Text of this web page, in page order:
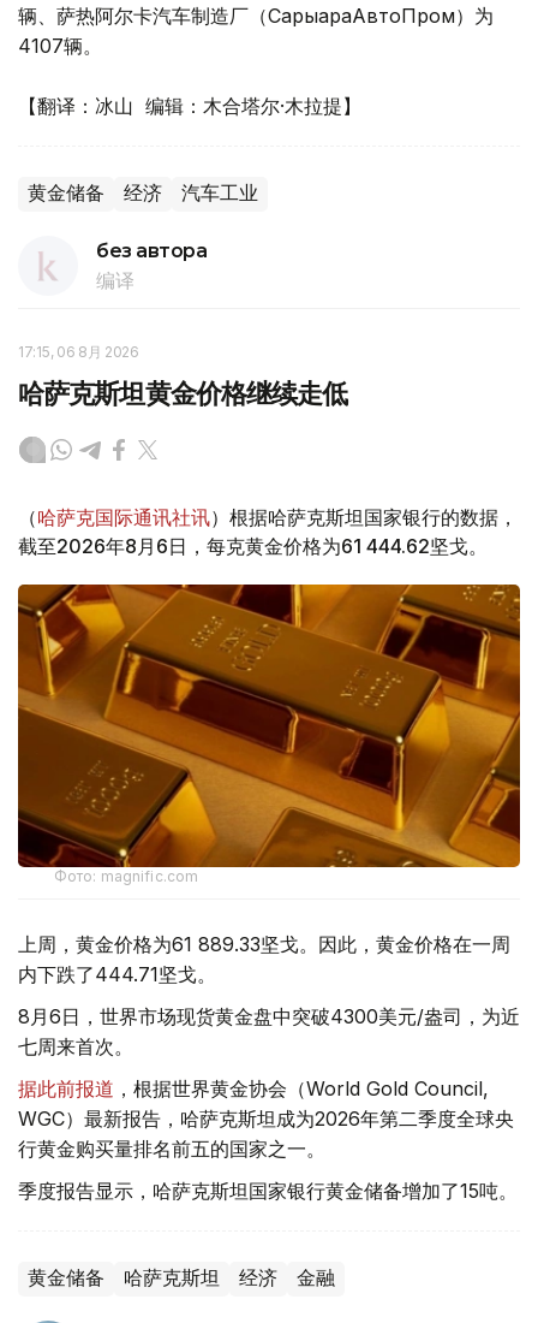
辆、萨热阿尔卡汽车制造厂（СарыарқаАвтоПром）为
4107辆。
【翻译：冰山 编辑：木合塔尔·木拉提】
黄金储备 经济 汽车工业
без автора
编译
17:15, 06 8月 2026
哈萨克斯坦黄金价格继续走低
（哈萨克国际通讯社讯）根据哈萨克斯坦国家银行的数据，
截至2026年8月6日，每克黄金价格为61 444.62坚戈。
Фото: magnific.com
上周，黄金价格为61 889.33坚戈。因此，黄金价格在一周
内下跌了444.71坚戈。
8月6日，世界市场现货黄金盘中突破4300美元/盎司，为近
七周来首次。
据此前报道 ，根据世界黄金协会（World Gold Council,
WGC）最新报告，哈萨克斯坦成为2026年第二季度全球央
行黄金购买量排名前五的国家之一。
季度报告显示，哈萨克斯坦国家银行黄金储备增加了15吨。
黄金储备 哈萨克斯坦 经济 金融